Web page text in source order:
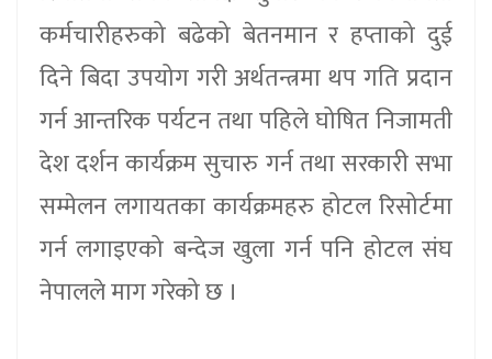
कर्मचारीहरुको बढेको बेतनमान र हप्ताको दुई
दिने बिदा उपयोग गरी अर्थतन्त्रमा थप गति प्रदान
गर्न आन्तरिक पर्यटन तथा पहिले घोषित निजामती
देश दर्शन कार्यक्रम सुचारु गर्न तथा सरकारी सभा
सम्मेलन लगायतका कार्यक्रमहरु होटल रिसोर्टमा
गर्न लगाइएको बन्देज खुला गर्न पनि होटल संघ
नेपालले माग गरेको छ ।